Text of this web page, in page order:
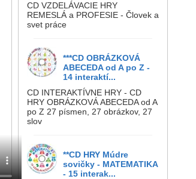
CD VZDELÁVACIE HRY
REMESLÁ a PROFESIE - Človek a
svet práce
***CD OBRÁZKOVÁ
ABECEDA od A po Z -
14 interaktí...
CD INTERAKTÍVNE HRY - CD
HRY OBRÁZKOVÁ ABECEDA od A
po Z 27 písmen, 27 obrázkov, 27
slov
**CD HRY Múdre
sovičky - MATEMATIKA
- 15 interak...